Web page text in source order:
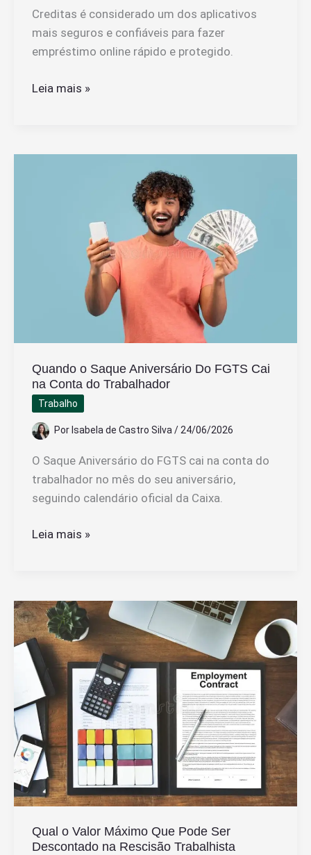
Creditas é considerado um dos aplicativos
mais seguros e confiáveis para fazer
empréstimo online rápido e protegido.
Qual
Leia mais »
Quando o Saque Aniversário Do FGTS Cai
na Conta do Trabalhador
Trabalho
Por Isabela de Castro Silva/24/06/2026
O Saque Aniversário do FGTS cai na conta do
trabalhador no mês do seu aniversário,
seguindo calendário oficial da Caixa.
Quando
Do
FGTS
Cai
na
Conta
do
Trabalhador
Leia mais »
Qual o Valor Máximo Que Pode Ser
Descontado na Rescisão Trabalhista